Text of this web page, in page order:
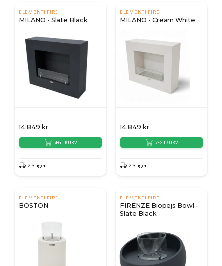
ELEMENTI FIRE
MILANO - Slate Black
14.849 kr
LÆG I KURV
2-3 uger
ELEMENTI FIRE
MILANO - Cream White
14.849 kr
LÆG I KURV
2-3 uger
ELEMENTI FIRE
BOSTON
ELEMENTI FIRE
FIRENZE Biopejs Bowl -
Slate Black